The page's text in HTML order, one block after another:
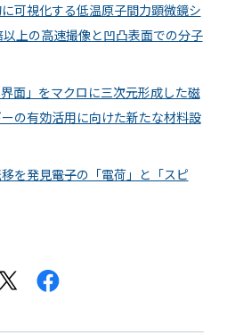
可視化する低温原子間力顕微鏡シ
以上の高速撮像と凹凸表面での分子
面」をマクロに三次元形成した磁
の有効活用に向けた新たな材料設
を発見――電子の「電荷」と「スピ